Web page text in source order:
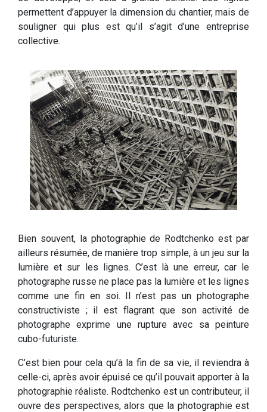
permettent d’appuyer la dimension du chantier, mais de
souligner qui plus est qu’il s’agit d’une entreprise
collective.
Bien souvent, la photographie de Rodtchenko est par
ailleurs résumée, de manière trop simple, à un jeu sur la
lumière et sur les lignes. C’est là une erreur, car le
photographe russe ne place pas la lumière et les lignes
comme une fin en soi. Il n’est pas un photographe
constructiviste ; il est flagrant que son activité de
photographe exprime une rupture avec sa peinture
cubo-futuriste.
C’est bien pour cela qu’à la fin de sa vie, il reviendra à
celle-ci, après avoir épuisé ce qu’il pouvait apporter à la
photographie réaliste. Rodtchenko est un contributeur, il
ouvre des perspectives, alors que la photographie est